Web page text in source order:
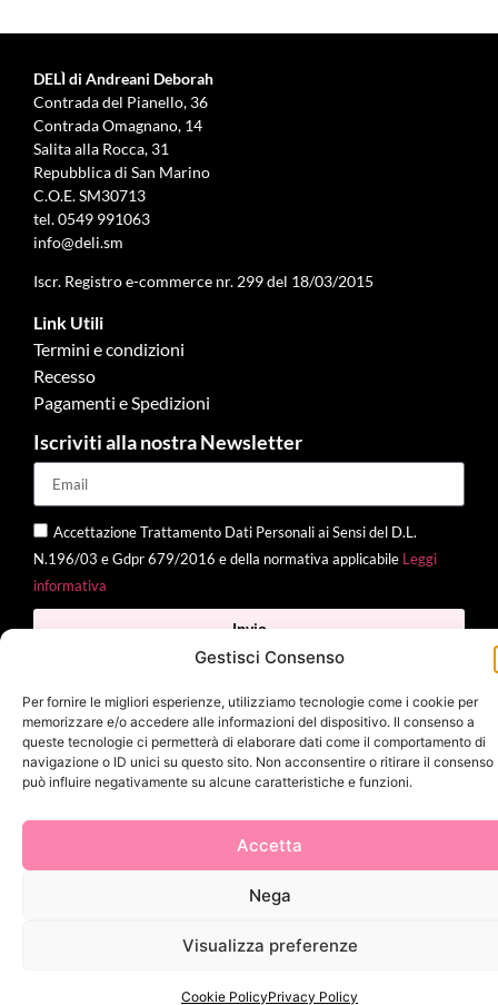
Gestisci Consenso
Per fornire le migliori esperienze, utilizziamo tecnologie come i cookie per
memorizzare e/o accedere alle informazioni del dispositivo. Il consenso a
queste tecnologie ci permetterà di elaborare dati come il comportamento di
navigazione o ID unici su questo sito. Non acconsentire o ritirare il consenso
può influire negativamente su alcune caratteristiche e funzioni.
Accetta
Nega
Visualizza preferenze
Cookie PolicyPrivacy Policy
DELÌ di Andreani Deborah
Contrada del Pianello, 36
Contrada Omagnano, 14
Salita alla Rocca, 31
Repubblica di San Marino
C.O.E. SM30713
tel.0549 991063
info@deli.sm
Iscr. Registro e-commerce nr. 299 del 18/03/2015
Link Utili
Termini e condizioni
Recesso
Pagamenti e Spedizioni
Iscriviti alla nostra Newsletter
Accettazione Trattamento Dati Personali ai Sensi del D.L.
N.196/03 e Gdpr 679/2016 e della normativa applicabile Leggi
informativa
Invia
2025 Delì |Privacy Policy|Cookie Policy| Made with byJenny
Mina